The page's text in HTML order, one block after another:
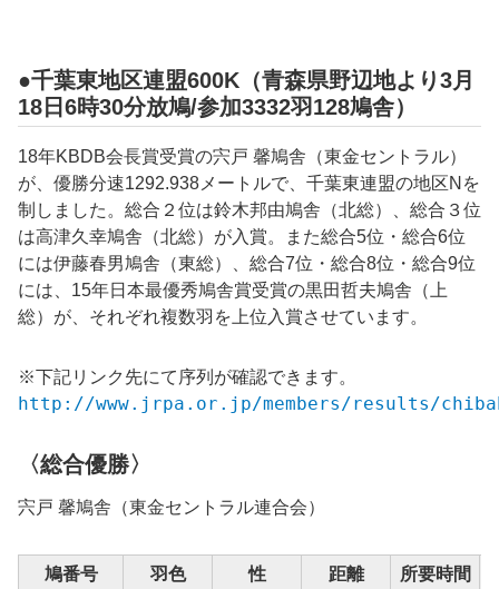
●千葉東地区連盟600K（青森県野辺地より3月
18日6時30分放鳩/参加3332羽128鳩舎）
18年KBDB会長賞受賞の宍戸 馨鳩舎（東金セントラル）
が、優勝分速1292.938メートルで、千葉東連盟の地区Nを
制しました。総合２位は鈴木邦由鳩舎（北総）、総合３位
は高津久幸鳩舎（北総）が入賞。また総合5位・総合6位
には伊藤春男鳩舎（東総）、総合7位・総合8位・総合9位
には、15年日本最優秀鳩舎賞受賞の黒田哲夫鳩舎（上
総）が、それぞれ複数羽を上位入賞させています。
※下記リンク先にて序列が確認できます。
http://www.jrpa.or.jp/members/results/
〈総合優勝〉
宍戸 馨鳩舎（東金セントラル連合会）
鳩番号 羽色 性 距離 所要時間